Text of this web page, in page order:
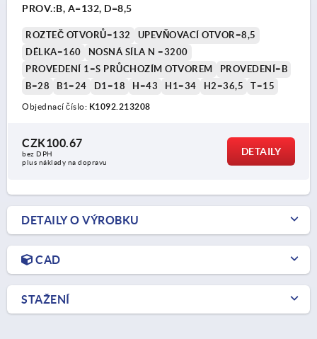
PROV.:B, A=132, D=8,5
ROZTEČ OTVORŮ=132
UPEVŇOVACÍ OTVOR=8,5
DÉLKA=160
NOSNÁ SÍLA N =3200
PROVEDENÍ 1=S PRŮCHOZÍM OTVOREM
PROVEDENÍ=B
B=28
B1=24 D1=18 H=43 H1=34 H2=36,5 T=15
Objednací číslo: K1092.213208
CZK100.67
bez DPH
plus náklady na dopravu
DETAILY
DETAILY O VÝROBKU
CAD
STAŽENÍ